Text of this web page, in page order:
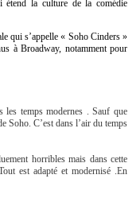
la culture de la comédie
qui s’appelle « Soho Cinders »
à Broadway, notamment pour
les temps modernes . Sauf que
Soho. C’est dans l’air du temps
horribles mais dans cette
est adapté et modernisé .En